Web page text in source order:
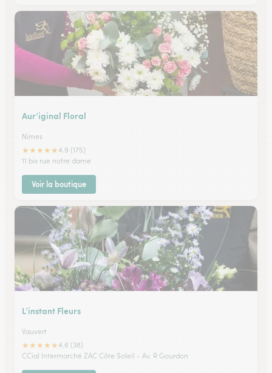
Aur’iginal Floral
Nimes
★★★★★4.9 (175)
11 bis rue notre dame
Voir la boutique
L’instant Fleurs
Vauvert
★★★★★4.6 (38)
CCial Intermarché ZAC Côte Soleil - Av. R Gourdon